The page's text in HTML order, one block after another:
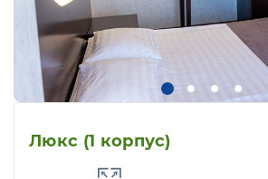
Люкс (1 корпус)